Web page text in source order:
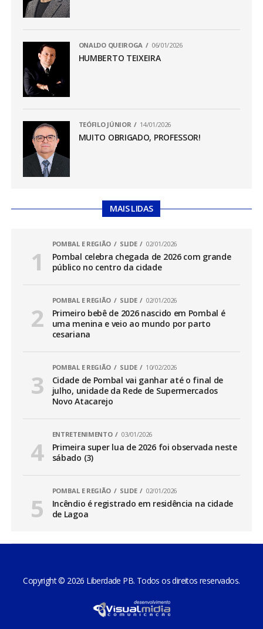
ONALDO QUEIROGA 06/01/2026
HUMBERTO TEIXEIRA
TEÓFILO JÚNIOR 14/01/2026
MUITO OBRIGADO, PROFESSOR!
MAIS LIDAS
POMBAL E REGIÃO SLIDE 02/01/2026
Pombal celebra chegada de 2026 com grande
público no centro da cidade
POMBAL E REGIÃO SLIDE 02/01/2026
Primeiro bebê de 2026 nascido em Pombal é
uma menina e veio ao mundo por parto
cesariana
POMBAL E REGIÃO SLIDE 10/02/2026
Cidade de Pombal vai ganhar até o final de
julho, unidade da Rede de Supermercados
Novo Atacarejo
ENTRETENIMENTO 03/01/2026
Primeira super lua de 2026 foi observada neste
sábado (3)
POMBAL E REGIÃO SLIDE 02/01/2026
Incêndio é registrado em residência na cidade
de Lagoa
Copyright © 2026 Liberdade PB. Todos os direitos reservados.